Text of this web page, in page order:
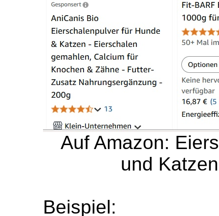
Auf Amazon:
und
Beispiel: